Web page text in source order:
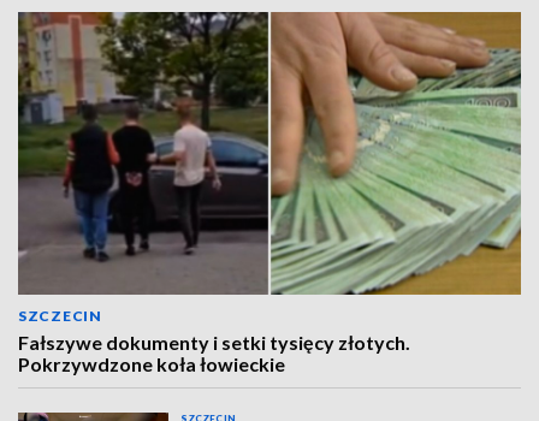
SZCZECIN
Fałszywe dokumenty i setki tysięcy złotych.
Pokrzywdzone koła łowieckie
SZCZECIN